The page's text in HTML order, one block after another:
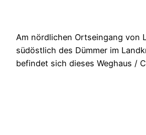
Am nördlichen Ortseingang von
südöstlich des Dümmer im
befindet sich dieses Weghaus /